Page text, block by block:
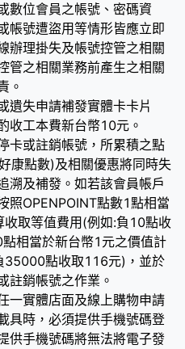
數位會員之帳號、密碼資
帳號遭盜用等情形皆應立即
辦理掛失及帳號控管之相關
管之相關業務前產生之相關
。
遺失申請補發實體卡卡片
收工本費新台幣10元。
卡或註銷帳號，所累積之點
康點數)及相關優惠將同時失
溯及補發。如若該會員帳戶
照OPENPOINT點數1點相當
取等值費用(例如:負10點收
相當於新台幣1元之價值計
35000點收取116元)，並於
註銷帳號之作業。
一實體店面及線上購物申請
具時，必須提供手機號碼登
供手機號碼將無法將電子發